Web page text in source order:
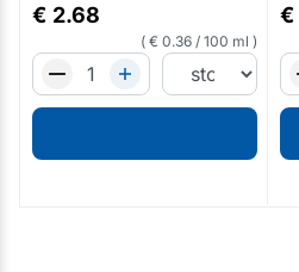
€ 2.68
€ 0.36/ 100 ml
€